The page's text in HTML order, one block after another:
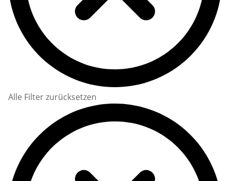
Alle Filter zurücksetzen